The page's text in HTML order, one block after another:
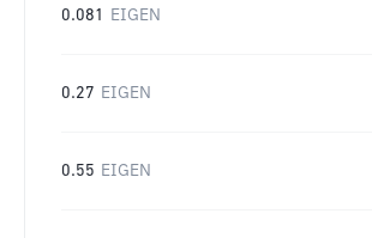
0.081 EIGEN
0.27 EIGEN
0.55 EIGEN